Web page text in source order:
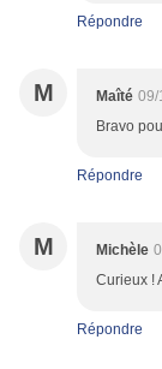
Répondre
M Maîté 09/
Bravo
Répondre
M Michèle
Curieux !
Répondre